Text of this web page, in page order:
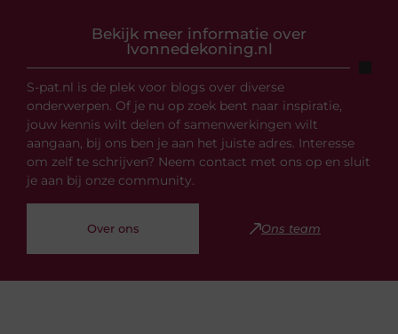
Bekijk meer informatie over
Ivonnedekoning.nl
S-pat.nl is de plek voor blogs over diverse
onderwerpen. Of je nu op zoek bent naar inspiratie,
jouw kennis wilt delen of samenwerkingen wilt
aangaan, bij ons ben je aan het juiste adres. Interesse
om zelf te schrijven? Neem contact met ons op en sluit
je aan bij onze community.
Over ons Ons team